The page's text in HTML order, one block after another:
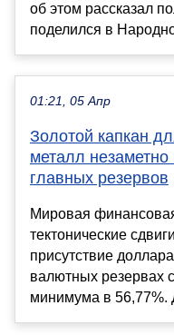
об этом рассказал
поделился в
01:21, 05 Апр
Золотой капкан
металл
главных резервов
Мировая
тектонические
присутствие
валютных резервах
минимума в 56,77%.